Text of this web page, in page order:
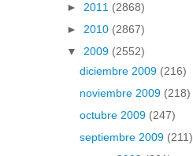
► 2011 (2868)
► 2010 (2867)
▼ 2009 (2552)
diciembre 2009 (216)
noviembre 2009 (218)
octubre 2009 (247)
septiembre 2009 (211)